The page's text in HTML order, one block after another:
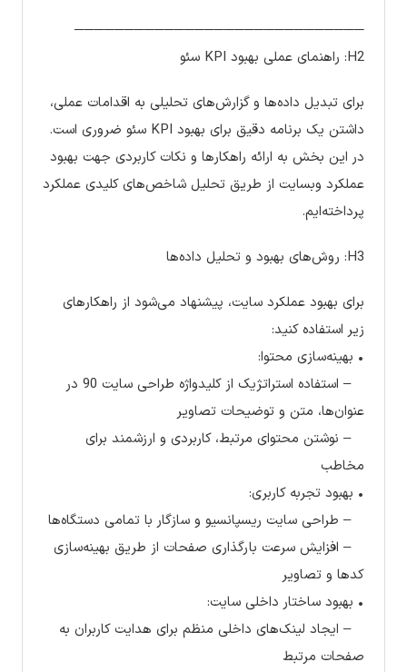
─────────────────────────────
H2: راهنمای عملی بهبود KPI سئو
برای تبدیل داده‌ها و گزارش‌های تحلیلی به اقدامات عملی،
داشتن یک برنامه دقیق برای بهبود KPI سئو ضروری است.
در این بخش به ارائه راهکارها و نکات کاربردی جهت بهبود
عملکرد وبسایت از طریق تحلیل شاخص‌های کلیدی عملکرد
پرداخته‌ایم.
H3: روش‌های بهبود و تحلیل داده‌ها
برای بهبود عملکرد سایت، پیشنهاد می‌شود از راهکارهای
زیر استفاده کنید:
• بهینه‌سازی محتوا:
– استفاده استراتژیک از کلیدواژه طراحی سایت 90 در
عنوان‌ها، متن و توضیحات تصاویر
– نوشتن محتوای مرتبط، کاربردی و ارزشمند برای
مخاطب
• بهبود تجربه کاربری:
– طراحی سایت ریسپانسیو و سازگار با تمامی دستگاه‌ها
– افزایش سرعت بارگذاری صفحات از طریق بهینه‌سازی
کدها و تصاویر
• بهبود ساختار داخلی سایت:
– ایجاد لینک‌های داخلی منظم برای هدایت کاربران به
صفحات مرتبط